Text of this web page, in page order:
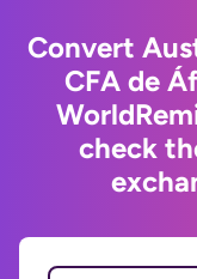
Convert
CFA de
check